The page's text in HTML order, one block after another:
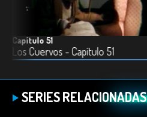
Capítulo 51
Los Cuervos - Capítulo 51
SERIES RELACIONADAS